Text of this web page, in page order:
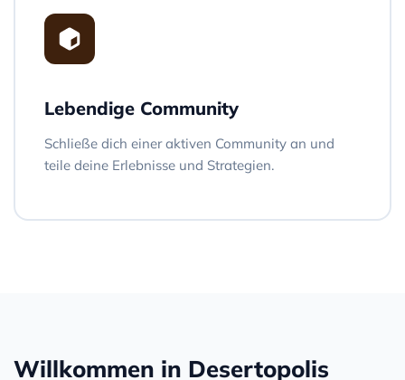
Lebendige Community
Schließe dich einer aktiven Community an und
teile deine Erlebnisse und Strategien.
Willkommen in Desertopolis